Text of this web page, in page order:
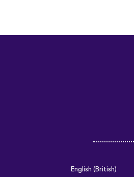
English (British)
Ελληνικά